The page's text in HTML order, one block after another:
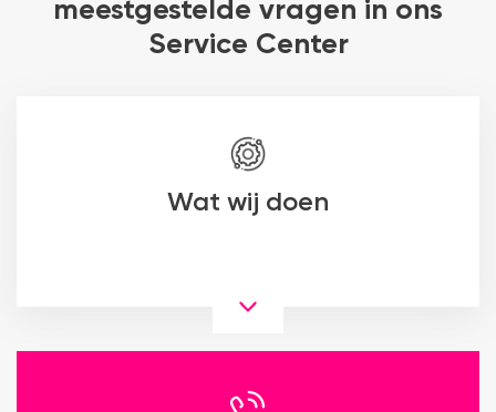
meestgestelde vragen in ons
Service Center
Wat wij doen